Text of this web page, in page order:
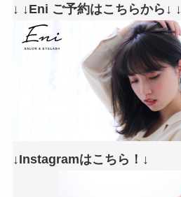
↓ ↓Eni ご予約はこちらから↓ ↓
↓Instagramはこちら！↓